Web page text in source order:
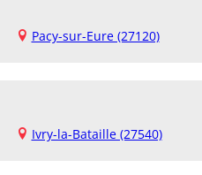
Pacy-sur-Eure (27120)
Ivry-la-Bataille (27540)